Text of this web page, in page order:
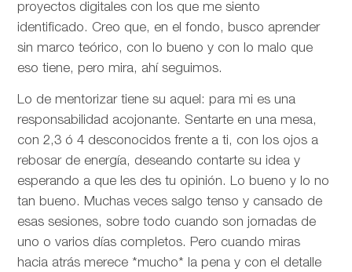
proyectos digitales con los que me siento
identificado. Creo que, en el fondo, busco aprender
sin marco teórico, con lo bueno y con lo malo que
eso tiene, pero mira, ahí seguimos.
Lo de mentorizar tiene su aquel: para mi es una
responsabilidad acojonante. Sentarte en una mesa,
con 2,3 ó 4 desconocidos frente a ti, con los ojos a
rebosar de energía, deseando contarte su idea y
esperando a que les des tu opinión. Lo bueno y lo no
tan bueno. Muchas veces salgo tenso y cansado de
esas sesiones, sobre todo cuando son jornadas de
uno o varios días completos. Pero cuando miras
hacia atrás merece *mucho* la pena y con el detalle